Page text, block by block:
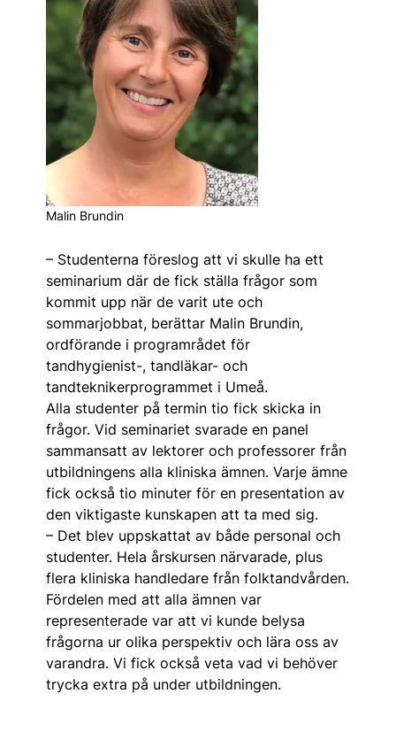
Malin Brundin
– Studenterna föreslog att vi skulle ha ett
seminarium där de fick ställa frågor som
kommit upp när de varit ute och
sommarjobbat, berättar Malin Brundin,
ordförande i programrådet för
tandhygienist-, tandläkar- och
tandteknikerprogrammet i Umeå.
Alla studenter på termin tio fick skicka in
frågor. Vid seminariet svarade en panel
sammansatt av lektorer och professorer från
utbildningens alla kliniska ämnen. Varje ämne
fick också tio minuter för en presentation av
den viktigaste kunskapen att ta med sig.
– Det blev uppskattat av både personal och
studenter. Hela årskursen närvarade, plus
flera kliniska handledare från folktandvården.
Fördelen med att alla ämnen var
representerade var att vi kunde belysa
frågorna ur olika perspektiv och lära oss av
varandra. Vi fick också veta vad vi behöver
trycka extra på under utbildningen.